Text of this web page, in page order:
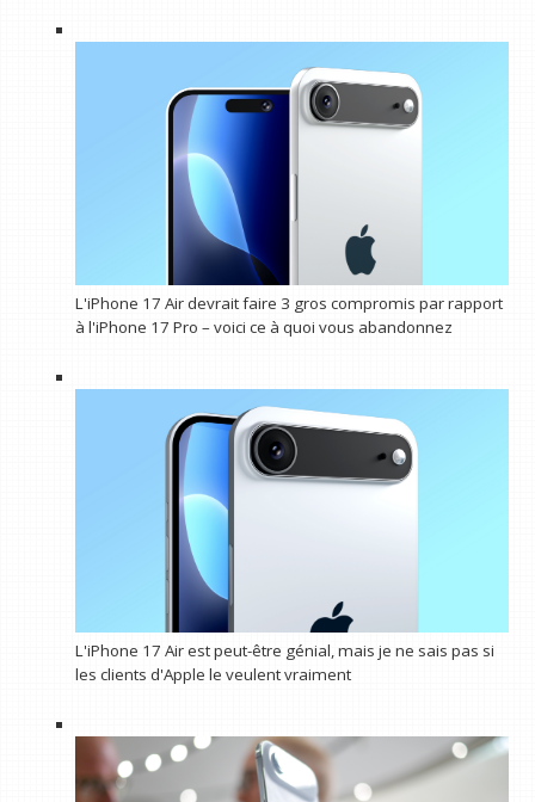
L'iPhone 17 Air devrait faire 3 gros compromis par rapport
à l'iPhone 17 Pro – voici ce à quoi vous abandonnez
L'iPhone 17 Air est peut-être génial, mais je ne sais pas si
les clients d'Apple le veulent vraiment